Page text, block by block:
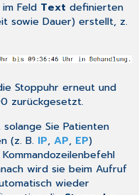
Feld Text definierten
sowie Dauer) erstellt, z.
Stoppuhr erneut und
zurückgesetzt.
Sie Patienten
(z. B. IP,AP, EP)
Kommandozeilenbefehl
wird sie beim Aufruf
wieder